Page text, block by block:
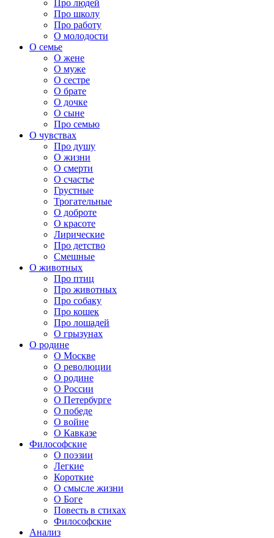
Про людей
Про школу
Про работу
О молодости
О семье
О жене
О муже
О сестре
О брате
О дочке
О сыне
Про семью
О чувствах
Про душу
О жизни
О смерти
О счастье
Грустные
Трогательные
О доброте
О красоте
Лирические
Про детство
Смешные
О животных
Про птиц
Про животных
Про собаку
Про кошек
Про лошадей
О грызунах
О родине
О Москве
О революции
О родине
О России
О Петербурге
О победе
О войне
О Кавказе
Философские
О поэзии
Легкие
Короткие
О смысле жизни
О Боге
Повесть в стихах
Философские
Анализ